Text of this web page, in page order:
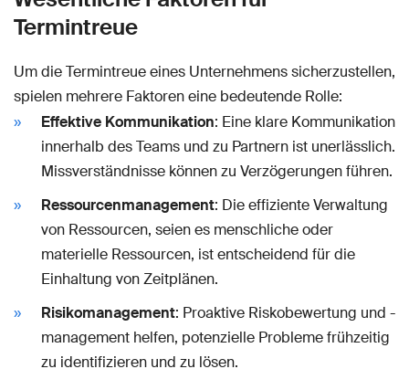
Termintreue
Um die Termintreue eines Unternehmens sicherzustellen,
spielen mehrere Faktoren eine bedeutende Rolle:
Effektive Kommunikation: Eine klare Kommunikation
innerhalb des Teams und zu Partnern ist unerlässlich.
Missverständnisse können zu Verzögerungen führen.
Ressourcenmanagement: Die effiziente Verwaltung
von Ressourcen, seien es menschliche oder
materielle Ressourcen, ist entscheidend für die
Einhaltung von Zeitplänen.
Risikomanagement: Proaktive Riskobewertung und -
management helfen, potenzielle Probleme frühzeitig
zu identifizieren und zu lösen.